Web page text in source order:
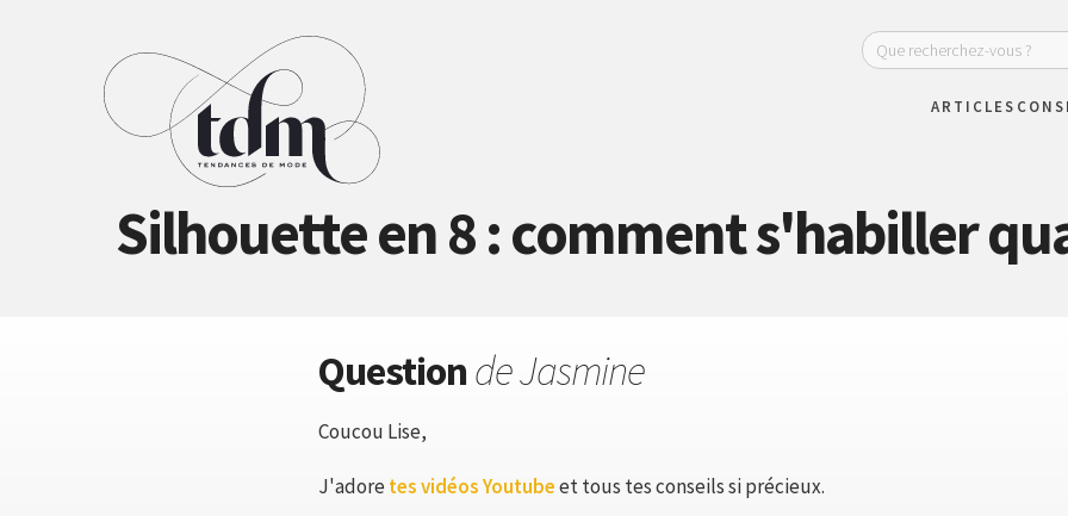
ARTICLES
Silhouette en 8 : comment s'habiller
Questionde Jasmine
Coucou Lise,
J'adoretes vidéos Youtubeet tous tes conseils si précieux.